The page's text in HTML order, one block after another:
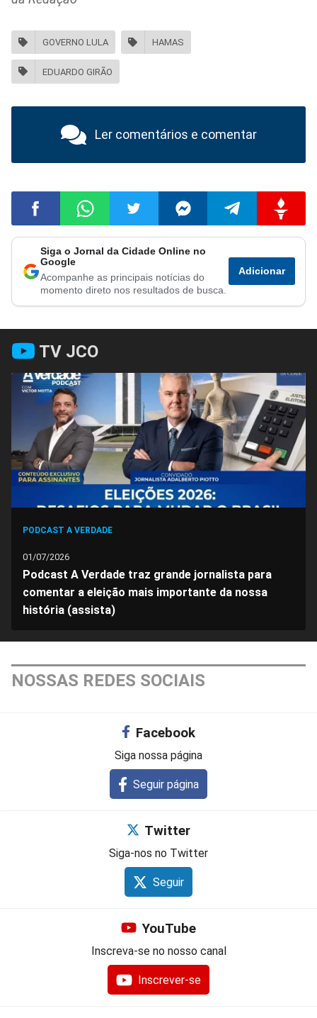
GOVERNO LULA HAMAS
EDUARDO GIRÃO
Ler comentários e comentar
Compartilhar
no
Facebook
Compartilhar
no
Whatsapp
Compartilhar
no
Twitter
Compartilhar
no
Messenger
Compartilhar
no
Telegram
no
Gettr
Siga o Jornal da Cidade Online no
Google
Acompanhe as principais notícias do
momento direto nos resultados de busca.
Adicionar
TV JCO
PODCAST A VERDADE
01/07/2026
Podcast A Verdade traz grande jornalista para
comentar a eleição mais importante da nossa
história (assista)
NOSSAS REDES SOCIAIS
Facebook
Siga nossa página
Seguir página
Twitter
Siga-nos no Twitter
Seguir
YouTube
Inscreva-se no nosso canal
Inscrever-se